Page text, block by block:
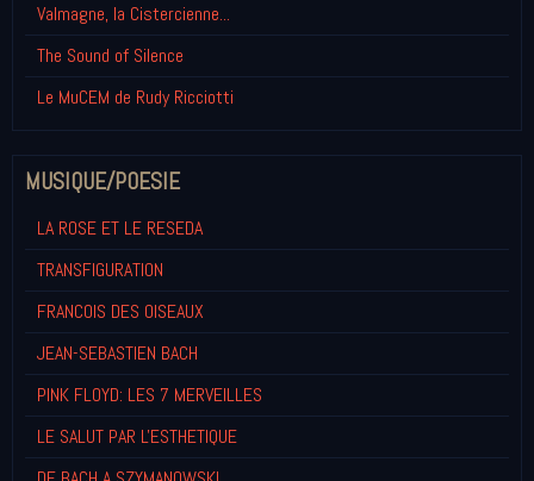
Valmagne, la Cistercienne...
The Sound of Silence
Le MuCEM de Rudy Ricciotti
MUSIQUE/POESIE
LA ROSE ET LE RESEDA
TRANSFIGURATION
FRANCOIS DES OISEAUX
JEAN-SEBASTIEN BACH
PINK FLOYD: LES 7 MERVEILLES
LE SALUT PAR L'ESTHETIQUE